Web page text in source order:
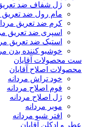
ژل شفاف ضد
مام رول ضد تعریق
کرم ضد تعریق
اسپری ضد تعریق
استیک ضد تعریق
خوشبو کننده بدن
ست محصولات آقایان
محصولات اصلاح آقایان
خود تراش مردانه
فوم اصلاح مردانه
ژل اصلاح مردانه
موبر مردانه
افتر شیو مردانه
عطر و ادکلن آقایان